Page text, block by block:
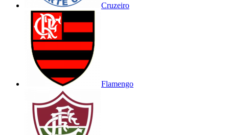
Cruzeiro
Flamengo